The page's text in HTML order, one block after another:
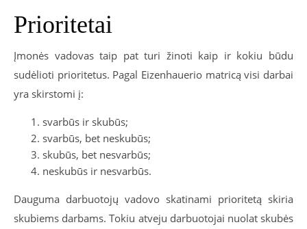
Prioritetai
Įmonės vadovas taip pat turi žinoti kaip ir kokiu būdu
sudėlioti prioritetus. Pagal Eizenhauerio matricą visi darbai
yra skirstomi į:
svarbūs ir skubūs;
svarbūs, bet neskubūs;
skubūs, bet nesvarbūs;
neskubūs ir nesvarbūs.
Dauguma darbuotojų vadovo skatinami prioritetą skiria
skubiems darbams. Tokiu atveju darbuotojai nuolat skubės